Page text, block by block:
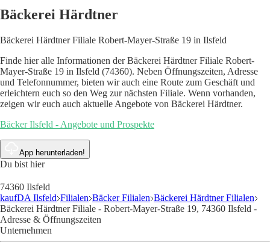
Bäckerei Härdtner
Bäckerei Härdtner Filiale Robert-Mayer-Straße 19 in Ilsfeld
Finde hier alle Informationen der Bäckerei Härdtner Filiale Robert-
Mayer-Straße 19 in Ilsfeld (74360). Neben Öffnungszeiten, Adresse
und Telefonnummer, bieten wir auch eine Route zum Geschäft und
erleichtern euch so den Weg zur nächsten Filiale. Wenn vorhanden,
zeigen wir euch auch aktuelle Angebote von Bäckerei Härdtner.
Bäcker Ilsfeld - Angebote und Prospekte
App herunterladen!
Du bist hier
74360 Ilsfeld
kaufDA Ilsfeld Filialen Bäcker Filialen Bäckerei Härdtner Filialen
Bäckerei Härdtner Filiale - Robert-Mayer-Straße 19, 74360 Ilsfeld -
Adresse & Öffnungszeiten
Unternehmen